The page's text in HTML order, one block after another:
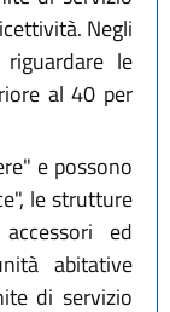
Negli
le
al 40 per
e possono
le strutture
ed
abitative
di servizio